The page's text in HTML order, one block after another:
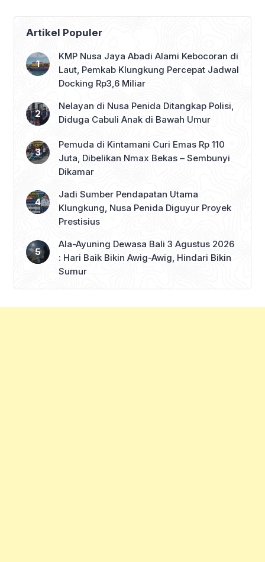
Artikel Populer
KMP Nusa Jaya Abadi Alami Kebocoran di
Laut, Pemkab Klungkung Percepat Jadwal
Docking Rp3,6 Miliar
Nelayan di Nusa Penida Ditangkap Polisi,
Diduga Cabuli Anak di Bawah Umur
Pemuda di Kintamani Curi Emas Rp 110
Juta, Dibelikan Nmax Bekas – Sembunyi
Dikamar
Jadi Sumber Pendapatan Utama
Klungkung, Nusa Penida Diguyur Proyek
Prestisius
Ala-Ayuning Dewasa Bali 3 Agustus 2026
: Hari Baik Bikin Awig-Awig, Hindari Bikin
Sumur